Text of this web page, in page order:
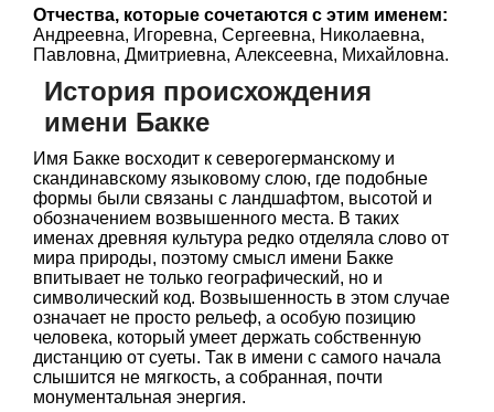
Отчества, которые сочетаются с этим именем:
Андреевна, Игоревна, Сергеевна, Николаевна,
Павловна, Дмитриевна, Алексеевна, Михайловна.
История происхождения
имени Бакке
Имя Бакке восходит к северогерманскому и
скандинавскому языковому слою, где подобные
формы были связаны с ландшафтом, высотой и
обозначением возвышенного места. В таких
именах древняя культура редко отделяла слово от
мира природы, поэтому смысл имени Бакке
впитывает не только географический, но и
символический код. Возвышенность в этом случае
означает не просто рельеф, а особую позицию
человека, который умеет держать собственную
дистанцию от суеты. Так в имени с самого начала
слышится не мягкость, а собранная, почти
монументальная энергия.